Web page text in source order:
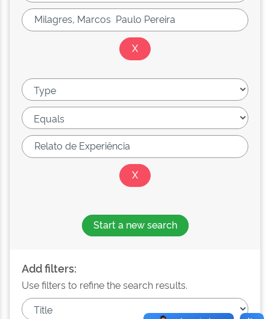
Start a new search
Add filters:
Use filters to refine the search results.